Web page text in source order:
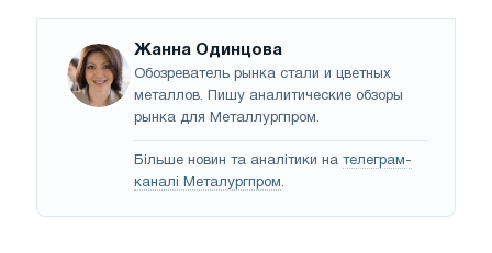
Жанна Одинцова
Обозреватель рынка стали и цветных
металлов. Пишу аналитические обзоры
рынка для Металлургпром.
Більше новин та аналітики на телеграм-
каналі Металургпром.